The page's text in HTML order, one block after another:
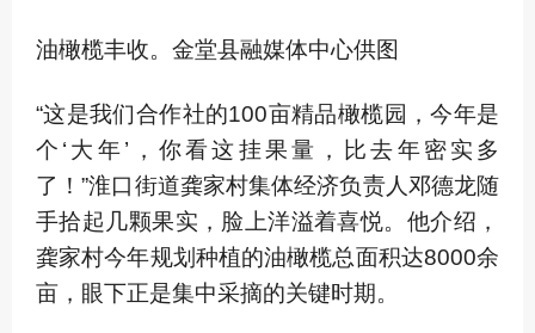
油橄榄丰收。金堂县融媒体中心供图
“这是我们合作社的100亩精品橄榄园，今年是
个‘大年’，你看这挂果量，比去年密实多
了！”淮口街道龚家村集体经济负责人邓德龙随
手拾起几颗果实，脸上洋溢着喜悦。他介绍，
龚家村今年规划种植的油橄榄总面积达8000余
亩，眼下正是集中采摘的关键时期。